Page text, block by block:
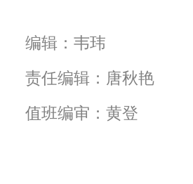
编辑：韦玮
责任编辑：唐秋艳
值班编审：黄登